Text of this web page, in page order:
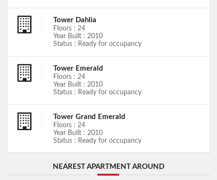
Tower Dahlia
Floors : 24
Year Built : 2010
Status : Ready for occupancy
Tower Emerald
Floors : 24
Year Built : 2010
Status : Ready for occupancy
Tower Grand Emerald
Floors : 24
Year Built : 2010
Status : Ready for occupancy
NEAREST APARTMENT AROUND